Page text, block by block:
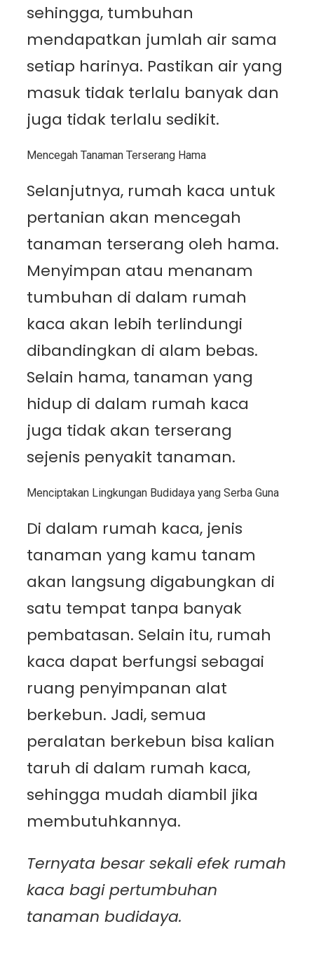
sehingga, tumbuhan
mendapatkan jumlah air sama
setiap harinya. Pastikan air yang
masuk tidak terlalu banyak dan
juga tidak terlalu sedikit.
Mencegah Tanaman Terserang Hama
Selanjutnya, rumah kaca untuk
pertanian akan mencegah
tanaman terserang oleh hama.
Menyimpan atau menanam
tumbuhan di dalam rumah
kaca akan lebih terlindungi
dibandingkan di alam bebas.
Selain hama, tanaman yang
hidup di dalam rumah kaca
juga tidak akan terserang
sejenis penyakit tanaman.
Menciptakan Lingkungan Budidaya yang Serba Guna
Di dalam rumah kaca, jenis
tanaman yang kamu tanam
akan langsung digabungkan di
satu tempat tanpa banyak
pembatasan. Selain itu, rumah
kaca dapat berfungsi sebagai
ruang penyimpanan alat
berkebun. Jadi, semua
peralatan berkebun bisa kalian
taruh di dalam rumah kaca,
sehingga mudah diambil jika
membutuhkannya.
Ternyata besar sekali efek rumah
kaca bagi pertumbuhan
tanaman budidaya.